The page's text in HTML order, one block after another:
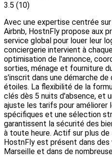
3.5 (10)
Avec une expertise centrée
Airbnb, HostnFly propose aux
service global pour louer leur
conciergerie intervient à
optimisation de l'annonce,
sorties, ménage et fourniture
s'inscrit dans une démarche
étoiles. La flexibilité de la
clés dès 5 nuits d'absence, et
ajuste les tarifs pour améliorer
spécifiques et une sélection
garantissent la sécurité des
à toute heure. Actif sur plus
HostnFly est présent dans des
Marseille et dans de